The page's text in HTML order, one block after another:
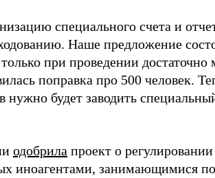
специального счета и
Наше предложение
при проведении
поправка про 500 человек.
будет заводить
одобрила проект о
иноагентами, занимающимися